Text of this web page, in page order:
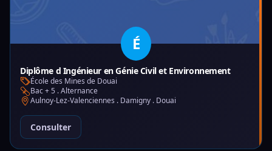
É
Diplôme d Ingénieur en Génie Civil et Environnement
École des Mines de Douai
Bac + 5 . Alternance
Aulnoy-Lez-Valenciennes . Damigny . Douai
Consulter